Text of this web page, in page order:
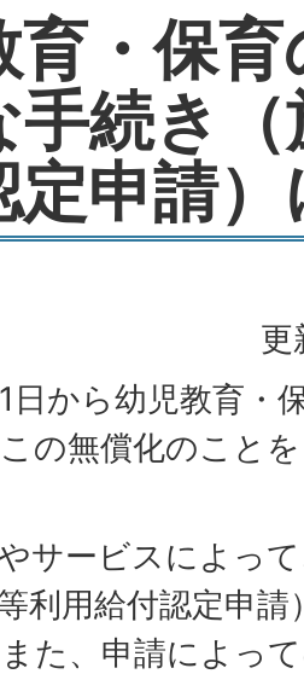
育・保
手続き
定申請
更
日から幼児教育・
の無償化のこと
サービスによっ
利用給付認定申
た、申請によっ